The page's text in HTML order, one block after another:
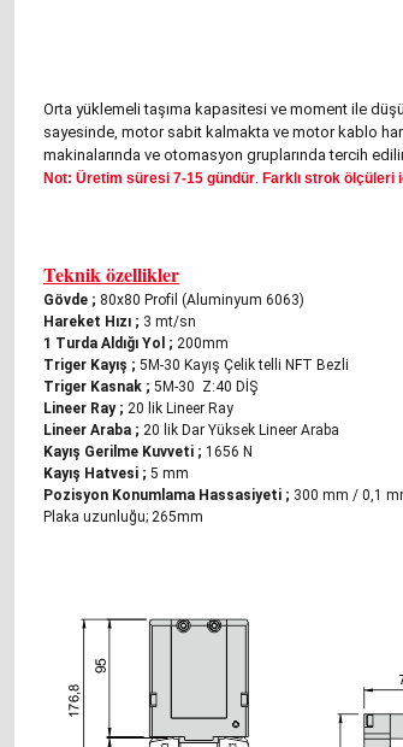
Orta yüklemeli taşıma kapasitesi ve moment ile
sayesinde, motor sabit kalmakta ve motor kablo
makinalarında ve otomasyon gruplarında tercih
Not: Üretim süresi 7-15 gündür. Farklı strok ölçüleri
Teknik özellikler
Gövde ; 80x80 Profil (Aluminyum 6063)
Hareket Hızı ; 3 mt/sn
1 Turda Aldığı Yol ; 200mm
Triger Kayış ; 5M-30 Kayış Çelik telli NFT Bezli
Triger Kasnak ; 5M-30 Z:40 DİŞ
Lineer Ray ; 20 lik Lineer Ray
Lineer Araba ; 20 lik Dar Yüksek Lineer Araba
Kayış Gerilme Kuvveti ; 1656 N
Kayış Hatvesi ; 5 mm
Pozisyon Konumlama Hassasiyeti ; 300 mm / 0,1
Plaka uzunluğu; 265mm